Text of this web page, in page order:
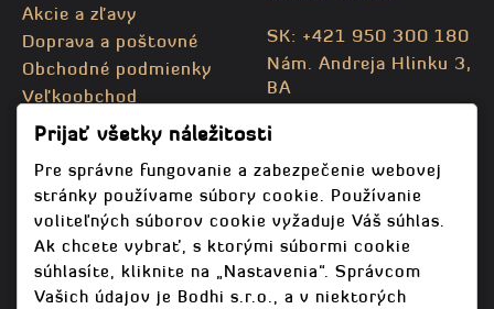
Akcie a zľavy
Doprava a poštovné
Obchodné podmienky
Veľkoobchod
Kontaktujte nás
Mapa stránky
SK: +421 950 300 180
Nám. Andreja Hlinku 3,
BA
info@bodhispa.sk
info@bodhi.cz
Prijať všetky náležitosti
Pre správne fungovanie a zabezpečenie webovej
stránky používame súbory cookie. Používanie
voliteľných súborov cookie vyžaduje Váš súhlas.
Ak chcete vybrať, s ktorými súbormi cookie
súhlasíte, kliknite na „Nastavenia“. Správcom
Vašich údajov je Bodhi s.r.o., a v niektorých